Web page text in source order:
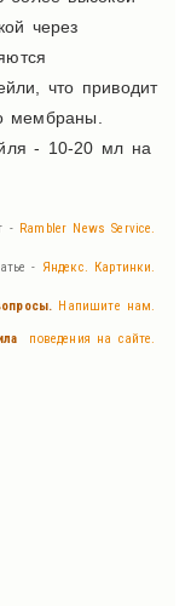
через
что приводит
мембраны.
- 10-20 мл на
- Rambler News Service.
- Яндекс. Картинки.
Напишите нам.
поведения на сайте.